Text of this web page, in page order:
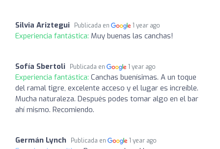
Silvia Ariztegui Publicada en 1 year ago
Experiencia fantástica: Muy buenas las canchas!
Sofía Sbertoli Publicada en 1 year ago
Experiencia fantástica: Canchas buenísimas. A un toque
del ramal tigre, excelente acceso y el lugar es increíble.
Mucha naturaleza. Después podes tomar algo en el bar
ahí mismo. Recomiendo.
Germán Lynch Publicada en 1 year ago